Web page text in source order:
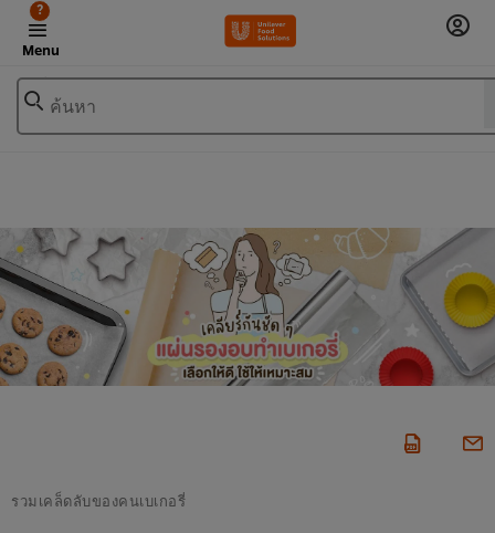
Menu
?
ค้นหา
รวมเคล็ดลับของคนเบเกอรี่